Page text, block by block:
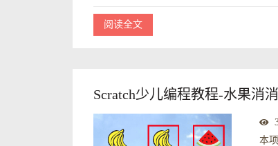
阅读全文
Scratch少儿编程教程-水果消消
本